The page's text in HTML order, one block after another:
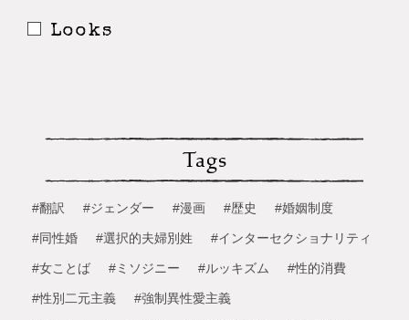
Looks
Tags
#翻訳 #ジェンダー #漫画 #歴史 #婚姻制度
#同性婚 #選択的夫婦別姓 #インターセクショナリティ
#女ことば #ミソジニー #ルッキズム #性的消費
#性別二元主義 #強制異性愛主義